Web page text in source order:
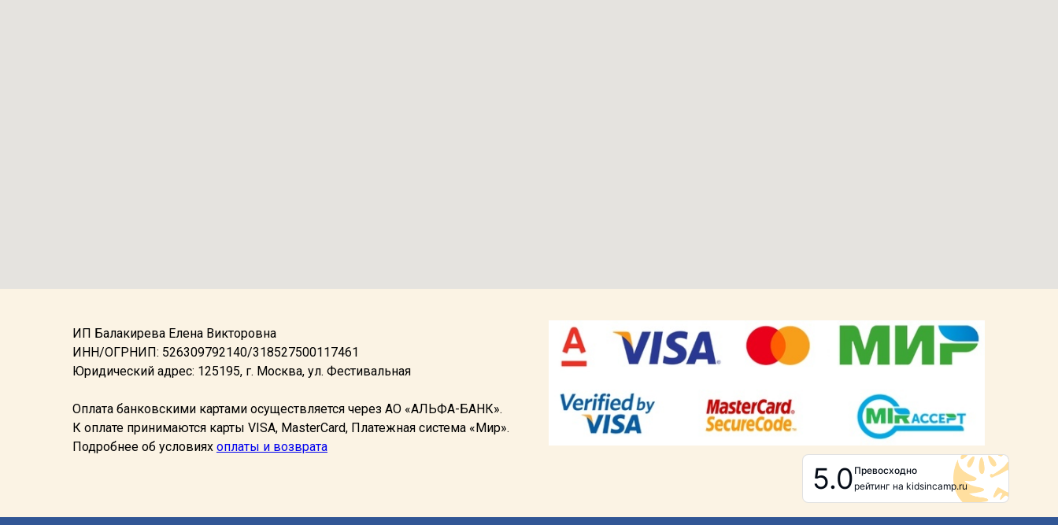
ИП Балакирева Елена Викторовна
ИНН/ОГРНИП: 526309792140/318527500117461
Юридический адрес: 125195, г. Москва, ул. Фестивальная
Оплата банковскими картами осуществляется через АО «АЛЬФА-БАНК».
К оплате принимаются карты VISA, MasterCard, Платежная система «Мир».
Подробнее об условияx оплаты и возврата
5.0 Превосходно
рейтинг на kidsincamp.ru